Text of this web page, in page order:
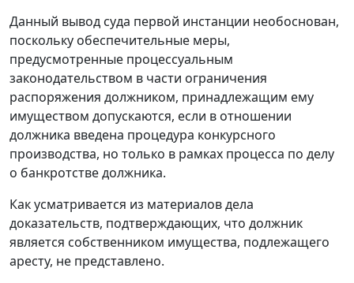
Данный вывод суда первой инстанции необоснован,
поскольку обеспечительные меры,
предусмотренные процессуальным
законодательством в части ограничения
распоряжения должником, принадлежащим ему
имуществом допускаются, если в отношении
должника введена процедура конкурсного
производства, но только в рамках процесса по делу
о банкротстве должника.
Как усматривается из материалов дела
доказательств, подтверждающих, что должник
является собственником имущества, подлежащего
аресту, не представлено.